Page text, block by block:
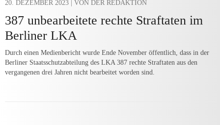
20. DEZEMBER 2023 | VON DER REDAKTION
387 unbearbeitete rechte Straftaten im
Berliner LKA
Durch einen Medienbericht wurde Ende November öffentlich, dass in der
Berliner Staatsschutzabteilung des LKA 387 rechte Straftaten aus den
vergangenen drei Jahren nicht bearbeitet worden sind.